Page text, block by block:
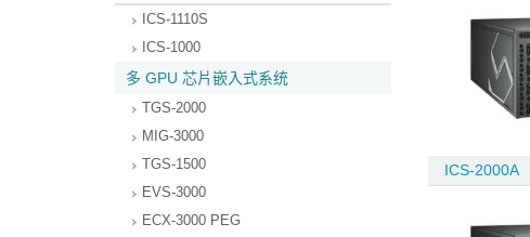
ICS-1110S
ICS-1000
多 GPU 芯片嵌入式系统
TGS-2000
MIG-3000
TGS-1500
EVS-3000
ECX-3000 PEG
ICS-2000A